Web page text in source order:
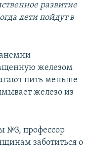
развитие
дети пойдут в
железом
пить меньше
железо из
№3, профессор
заботиться о